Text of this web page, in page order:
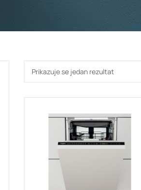
Prikazuje se jedan rezultat